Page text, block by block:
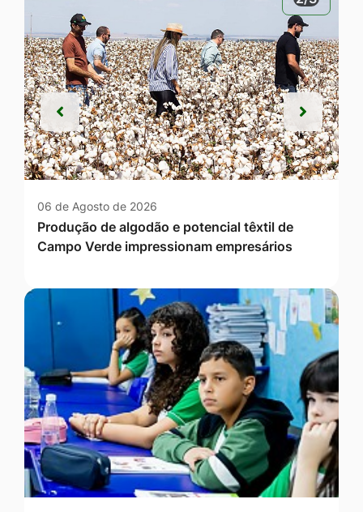
06 de Agosto de 2026
Produção de algodão e potencial têxtil de
Campo Verde impressionam empresários
Anterior
Anterior Próxima